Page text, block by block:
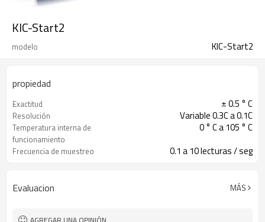
KIC-Start2
modelo KIC-Start2
propiedad
Exactitud ± 0.5 ° C
Resolución Variable 0.3C a 0.1C
Temperatura interna de
funcionamiento
0 ° C a 105 ° C
Frecuencia de muestreo 0.1 a 10 lecturas / seg
Evaluacion MÁS